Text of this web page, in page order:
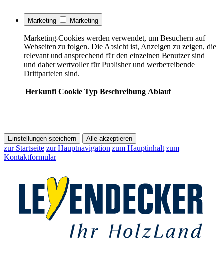
Marketing Marketing
Marketing-Cookies werden verwendet, um Besuchern auf
Webseiten zu folgen. Die Absicht ist, Anzeigen zu zeigen, die
relevant und ansprechend für den einzelnen Benutzer sind
und daher wertvoller für Publisher und werbetreibende
Drittparteien sind.
Herkunft Cookie Typ Beschreibung Ablauf
Einstellungen speichern Alle akzeptieren
zur Startseite zur Hauptnavigation zum Hauptinhalt zum
Kontaktformular